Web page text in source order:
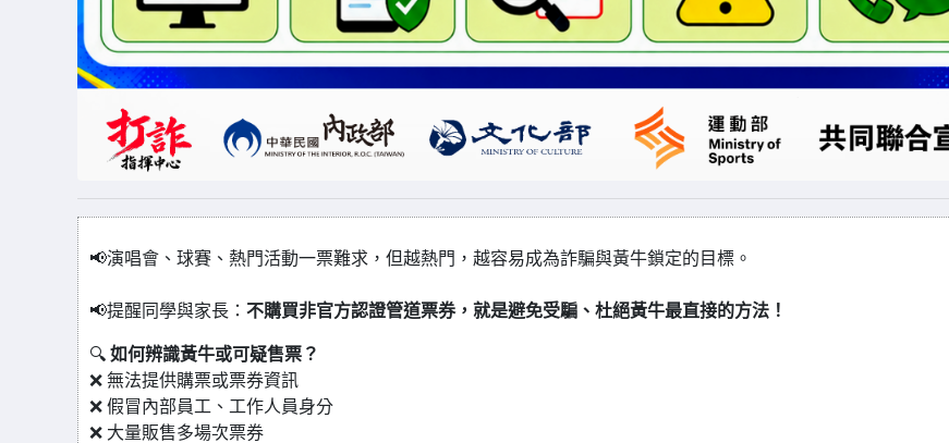
📢演唱會、球賽、熱門活動一票難求，但越熱門，越容易成為詐騙與黃牛鎖定的目標。
📢提醒同學與家長： 不購買非官方認證管道票券，就是避免受騙、杜絕黃牛最直接的方法！
🔍 如何辨識黃牛或可疑售票？
❌ 無法提供購票或票券資訊
❌ 假冒內部員工、工作人員身分
❌ 大量販售多場次票券